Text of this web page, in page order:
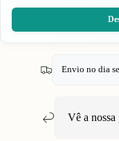
Envio no dia
Vê a